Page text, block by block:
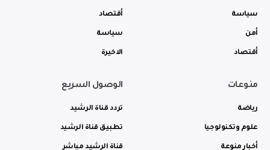
سياسة
أمن
أقتصاد
أقتصاد
سياسة
الاخيرة
منوعات
رياضة
علوم وتكنولوجيا
أخبار منوعة
الوصول السريع
تردد قناة الرشيد
تطبيق قناة الرشيد
قناة الرشيد مباشر